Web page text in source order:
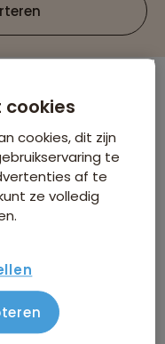
aan jouw
cookies, dit zijn
te
af te
ze volledig